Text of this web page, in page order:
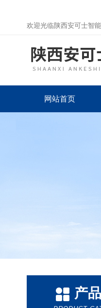
欢迎光临陕西安可士智
网站首页
产